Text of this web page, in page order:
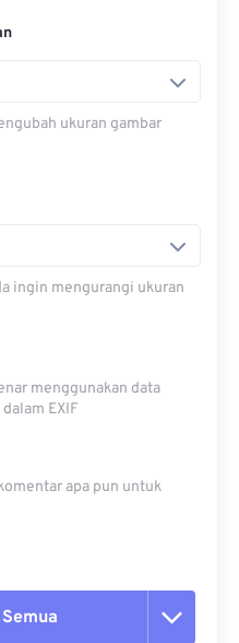
ukuran gambar
ingin mengurangi ukuran
menggunakan data
EXIF
apa pun untuk